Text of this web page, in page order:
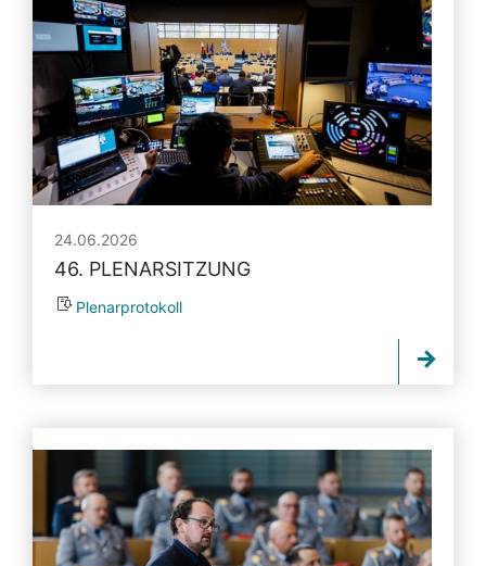
24.06.2026
46. PLENARSITZUNG
Plenarprotokoll